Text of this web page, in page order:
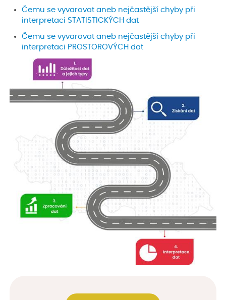
Čemu se vyvarovat aneb nejčastější chyby při
interpretaci STATISTICKÝCH dat
Čemu se vyvarovat aneb nejčastější chyby při
interpretaci PROSTOROVÝCH dat